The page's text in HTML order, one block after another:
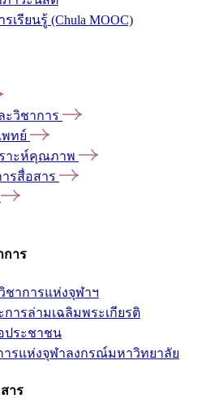
เรียนรู้ (Chula MOOC)
ะวิชาการ
พทย์
ราะห์คุณภาพ
รสื่อสาร
การ
าการแห่งจุฬาฯ
ารล่ามเฉลิมพระเกียรติ
ประชาชน
ารแห่งจุฬาลงกรณ์มหาวิทยาลัย
าร